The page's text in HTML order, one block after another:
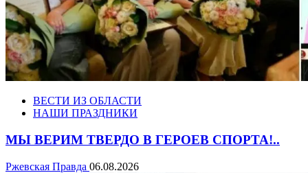
ВЕСТИ ИЗ ОБЛАСТИ
НАШИ ПРАЗДНИКИ
МЫ ВЕРИМ ТВЕРДО В ГЕРОЕВ СПОРТА!..
Ржевская Правда 06.08.2026